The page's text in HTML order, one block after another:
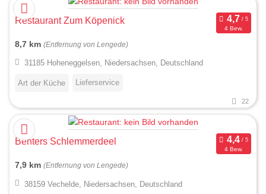
Restaurant Zum Köpenick
4 Bew.
8,7 km (Entfernung von Lengede)
31185 Hoheneggelsen, Niedersachsen, Deutschland
Art der Küche Lieferservice
22
Benters Schlemmerdeel
4 Bew.
7,9 km (Entfernung von Lengede)
38159 Vechelde, Niedersachsen, Deutschland